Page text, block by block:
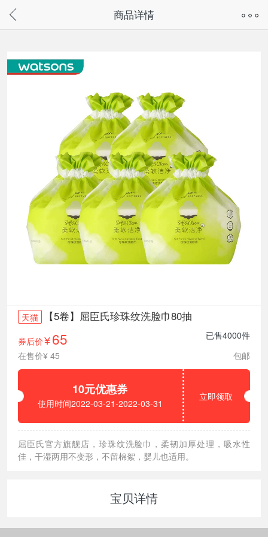
请通过微信或支付宝搜“奇兔客小程序”访问
商品详情
天猫 【5卷】屈臣氏珍珠纹洗脸巾80抽
券后价¥ 65
已售4000件
在售价¥ 45
包邮
10元优惠券
使用时间2022-03-21-2022-03-31
立即领取
屈臣氏官方旗舰店，珍珠纹洗脸巾，柔韧加厚处理，吸水性
佳，干湿两用不变形，不留棉絮，婴儿也适用。
宝贝详情